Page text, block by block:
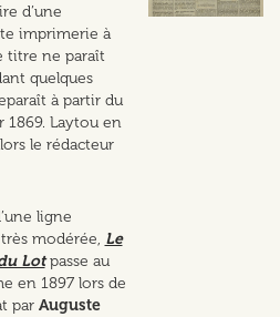
d’une
imprimerie à
titre ne paraît
quelques
à partir du
1869. Laytou en
le rédacteur
ligne
modérée, Le
Lotpasse au
en 1897 lors de
par Auguste